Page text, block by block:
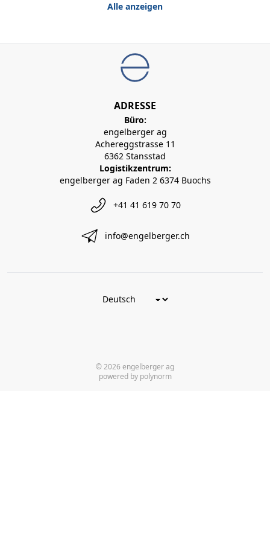
Alle anzeigen
ADRESSE
Büro:
engelberger ag
Achereggstrasse 11
6362 Stansstad
Logistikzentrum:
engelberger ag Faden 2 6374 Buochs
+41 41 619 70 70
info@engelberger.ch
© 2026 engelberger ag
powered by polynorm